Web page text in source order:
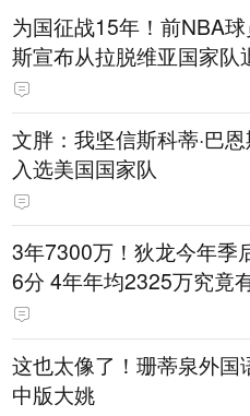
为国征战15年！前NBA
斯宣布从拉脱维亚国家队
文胖：我坚信斯科蒂·巴
入选美国国家队
3年7300万！狄龙今年季
6分 4年年均2325万究竟
这也太像了！珊蒂泉外
中版大姚